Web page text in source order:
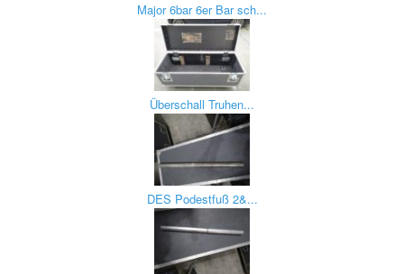
Major 6bar 6er Bar sch...
Überschall Truhen...
DES Podestfuß 2&...